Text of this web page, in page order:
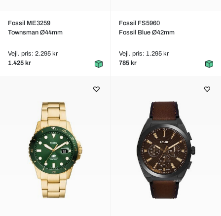
Fossil ME3259
Townsman Ø44mm
Vejl. pris: 2.295 kr
1.425 kr
Fossil FS5960
Fossil Blue Ø42mm
Vejl. pris: 1.295 kr
785 kr